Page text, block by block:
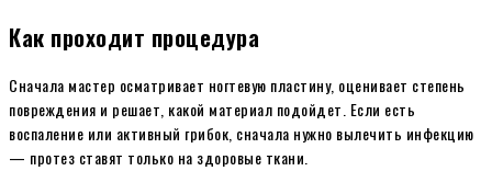
Как проходит процедура
Сначала мастер осматривает ногтевую пластину, оценивает степень
повреждения и решает, какой материал подойдет. Если есть
воспаление или активный грибок, сначала нужно вылечить инфекцию
— протез ставят только на здоровые ткани.